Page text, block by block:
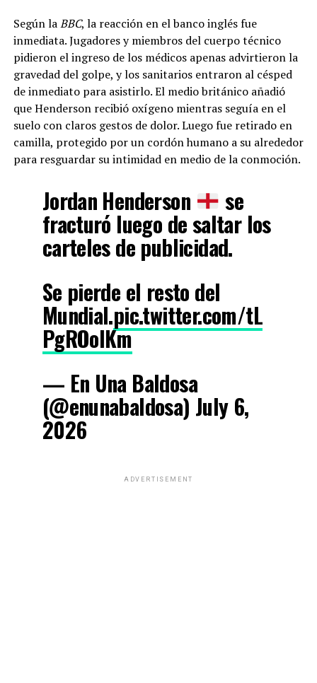
Según laBBC, la reacción en el banco inglés fue
inmediata. Jugadores y miembros del cuerpo técnico
pidieron el ingreso de los médicos apenas advirtieron la
gravedad del golpe, y los sanitarios entraron al césped
de inmediato para asistirlo. El medio británico añadió
que Henderson recibió oxígeno mientras seguía en el
suelo con claros gestos de dolor. Luego fue retirado en
camilla, protegido por un cordón humano a su alrededor
para resguardar su intimidad en medio de la conmoción.
Jordan Henderson se
fracturó luego de saltar los
carteles de publicidad.
Se pierde el resto del
Mundial.pic.twitter.com/tL
PgROolKm
— En Una Baldosa
(@enunabaldosa) July 6,
2026
ADVERTISEMENT